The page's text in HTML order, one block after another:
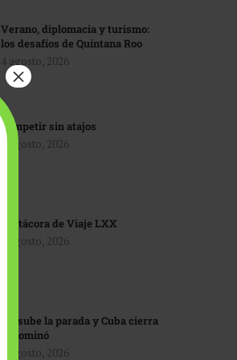
Verano, diplomacia y turismo:
los desafíos de Quintana Roo
4 agosto, 2026
Competir sin atajos
4 agosto, 2026
Bitácora de Viaje LXX
3 agosto, 2026
EU sube la parada y Cuba cierra
el dominó
3 agosto, 2026
×